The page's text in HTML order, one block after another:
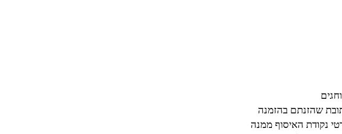
שהזנתם בהזמנה
נקודת האיסוף ממנה